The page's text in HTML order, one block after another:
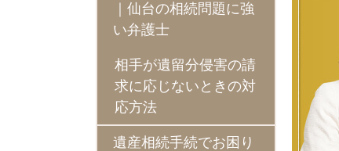
｜仙台の相続問題に強
い弁護士
相手が遺留分侵害の請
求に応じないときの対
応方法
遺産相続手続でお困り